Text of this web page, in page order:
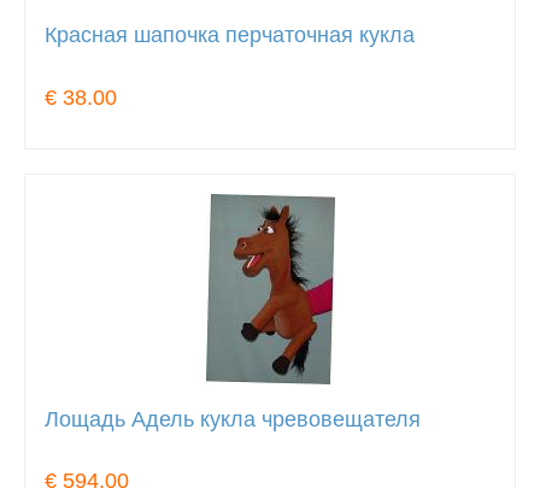
Красная шапочка перчаточная кукла
€ 38.00
Лощадь Адель кукла чревовещателя
€ 594.00